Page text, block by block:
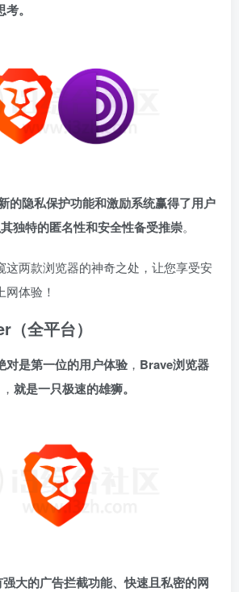
。
的隐私保护功能和激励系统赢得了用户
独特的匿名性和安全性备受推崇。
这两款浏览器的神奇之处，让您享受安
体验！
全平台）
对是第一位的用户体验， Brave浏览器
就是一只极速的雄狮。
大的广告拦截功能、快速且私密的网